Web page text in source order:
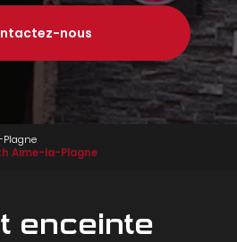
nous
Aime-la-Plagne
enceinte